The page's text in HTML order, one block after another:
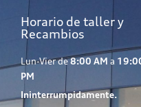
Horario de taller y
Recambios
Lun-Vier de8:00 AM a
PM
Ininterrumpidamente.